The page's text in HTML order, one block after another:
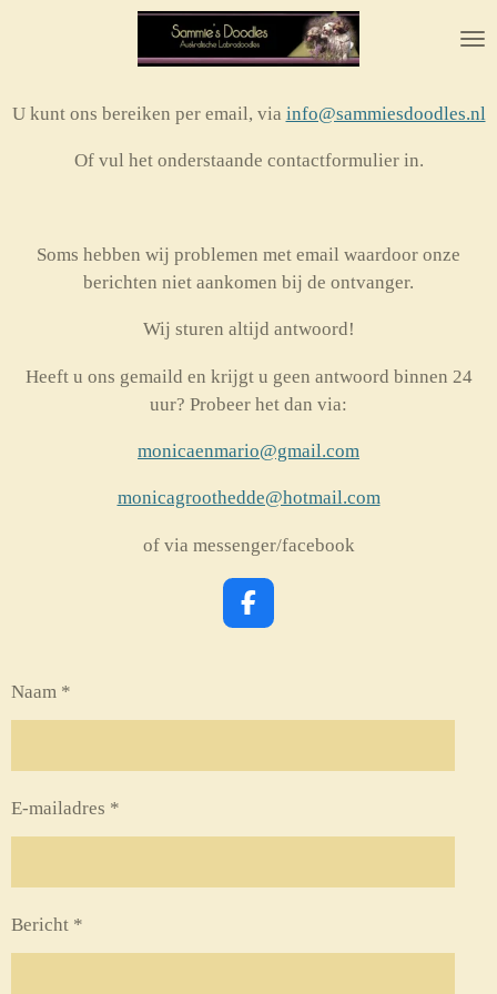
de
U kunt ons bereiken per email, via info@sammiesdoodles.nl
Of vul het onderstaande contactformulier in.
Soms hebben wij problemen met email waardoor onze
berichten niet aankomen bij de ontvanger.
Wij sturen altijd antwoord!
Heeft u ons gemaild en krijgt u geen antwoord binnen 24
uur? Probeer het dan via:
monicaenmario@gmail.com
monicagroothedde@hotmail.com
of via messenger/facebook
F
a
o
k
Naam *
E-mailadres *
Bericht *